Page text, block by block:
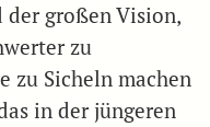
der großen Vision,
zu
zu Sicheln machen
in der jüngeren